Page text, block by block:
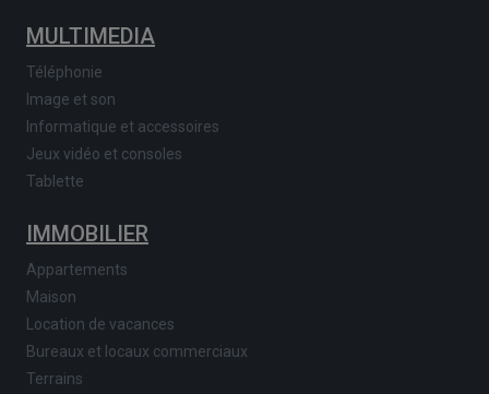
MULTIMEDIA
Téléphonie
Image et son
Informatique et accessoires
Jeux vidéo et consoles
Tablette
IMMOBILIER
Appartements
Maison
Location de vacances
Bureaux et locaux commerciaux
Terrains